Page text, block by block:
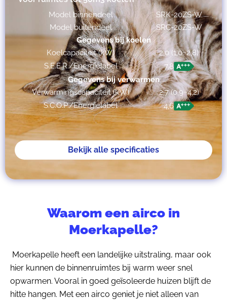
Model binnendeel
SRK-20ZS-W
Model buitendeel
SRC-20ZS-W
Gegevens bij koelen
Koelcapaciteit (kW)
2,0 (1,0~2,8)
S.E.E.R./Energielabel
7,8
Gegevens bij verwarmen
Verwarmingscapaciteit (kW)
2,7 (0,9~4,2)
S.C.O.P./Energielabel
4,6
Bekijk alle specificaties
Waarom een airco in
Moerkapelle?
Moerkapelle heeft een landelijke uitstraling, maar ook
hier kunnen de binnenruimtes bij warm weer snel
opwarmen. Vooral in goed geïsoleerde huizen blijft de
hitte hangen. Met een airco geniet je niet alleen van